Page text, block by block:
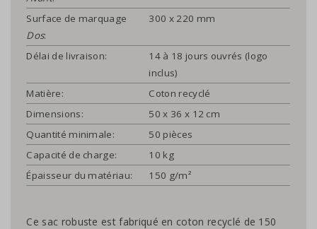
Surface de marquage
Dos:
300 x 220 mm
Délai de livraison:
14 à 18 jours ouvrés (logo
inclus)
Matière:
Coton recyclé
Dimensions:
50 x 36 x 12 cm
Quantité minimale:
50 pièces
Capacité de charge:
10 kg
Épaisseur du matériau:
150 g/m²
Ce sac robuste est fabriqué en coton recyclé de 150